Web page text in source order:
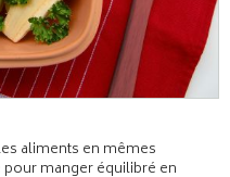
aliments en mêmes
pour manger équilibré en